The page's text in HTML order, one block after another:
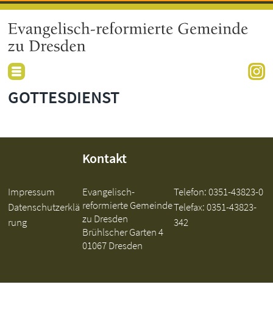
GOTTESDIENST
Impressum
Datenschutzerklä
rung
Kontakt
Evangelisch-
reformierte Gemeinde
zu Dresden
Brühlscher Garten 4
01067 Dresden
Telefon:0351-43823-0
Telefax: 0351-43823-
342